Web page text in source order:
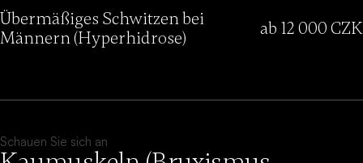
Übermäßiges Schwitzen bei
Männern (Hyperhidrose)
ab 12 000 CZK
Schauen Sie sich an